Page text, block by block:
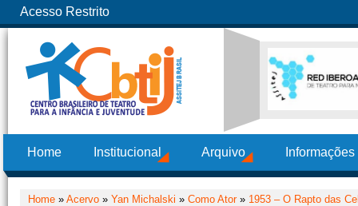
Acesso Restrito
Home Institucional Arquivo
Home » Acervo » Yan Michalski » Como Ator» 1953 – O Rapto das